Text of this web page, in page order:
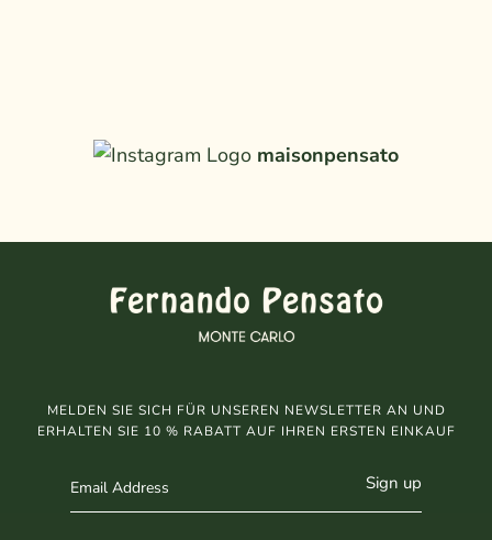
maisonpensato
MELDEN SIE SICH FÜR UNSEREN NEWSLETTER AN UND
ERHALTEN SIE 10 % RABATT AUF IHREN ERSTEN EINKAUF
Sign up